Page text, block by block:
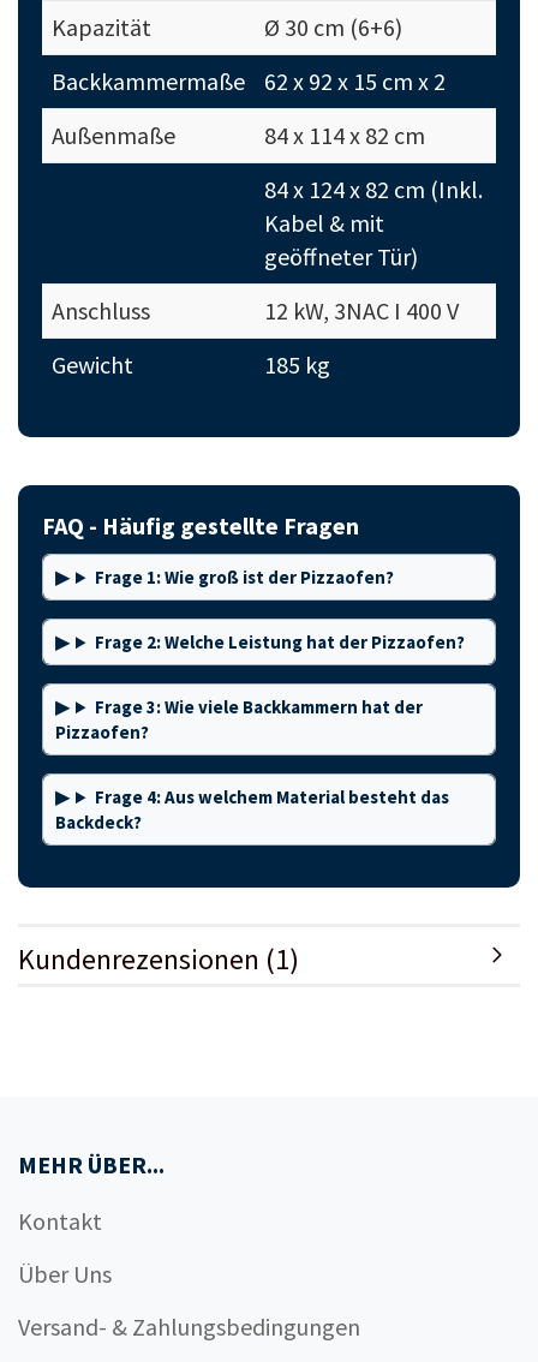
Kapazität
Ø 30 cm (6+6)
Backkammermaße
62 x 92 x 15 cm x 2
Außenmaße
84 x 114 x 82 cm
84 x 124 x 82 cm (Inkl.
Kabel & mit
geöffneter Tür)
Anschluss
12 kW, 3NAC I 400 V
Gewicht
185 kg
FAQ - Häufig gestellte Fragen
Frage 1: Wie groß ist der Pizzaofen?
Frage 2: Welche Leistung hat der Pizzaofen?
Frage 3: Wie viele Backkammern hat der
Pizzaofen?
Frage 4: Aus welchem Material besteht das
Backdeck?
Kundenrezensionen (1)
MEHR ÜBER...
Kontakt
Über Uns
Versand- & Zahlungsbedingungen